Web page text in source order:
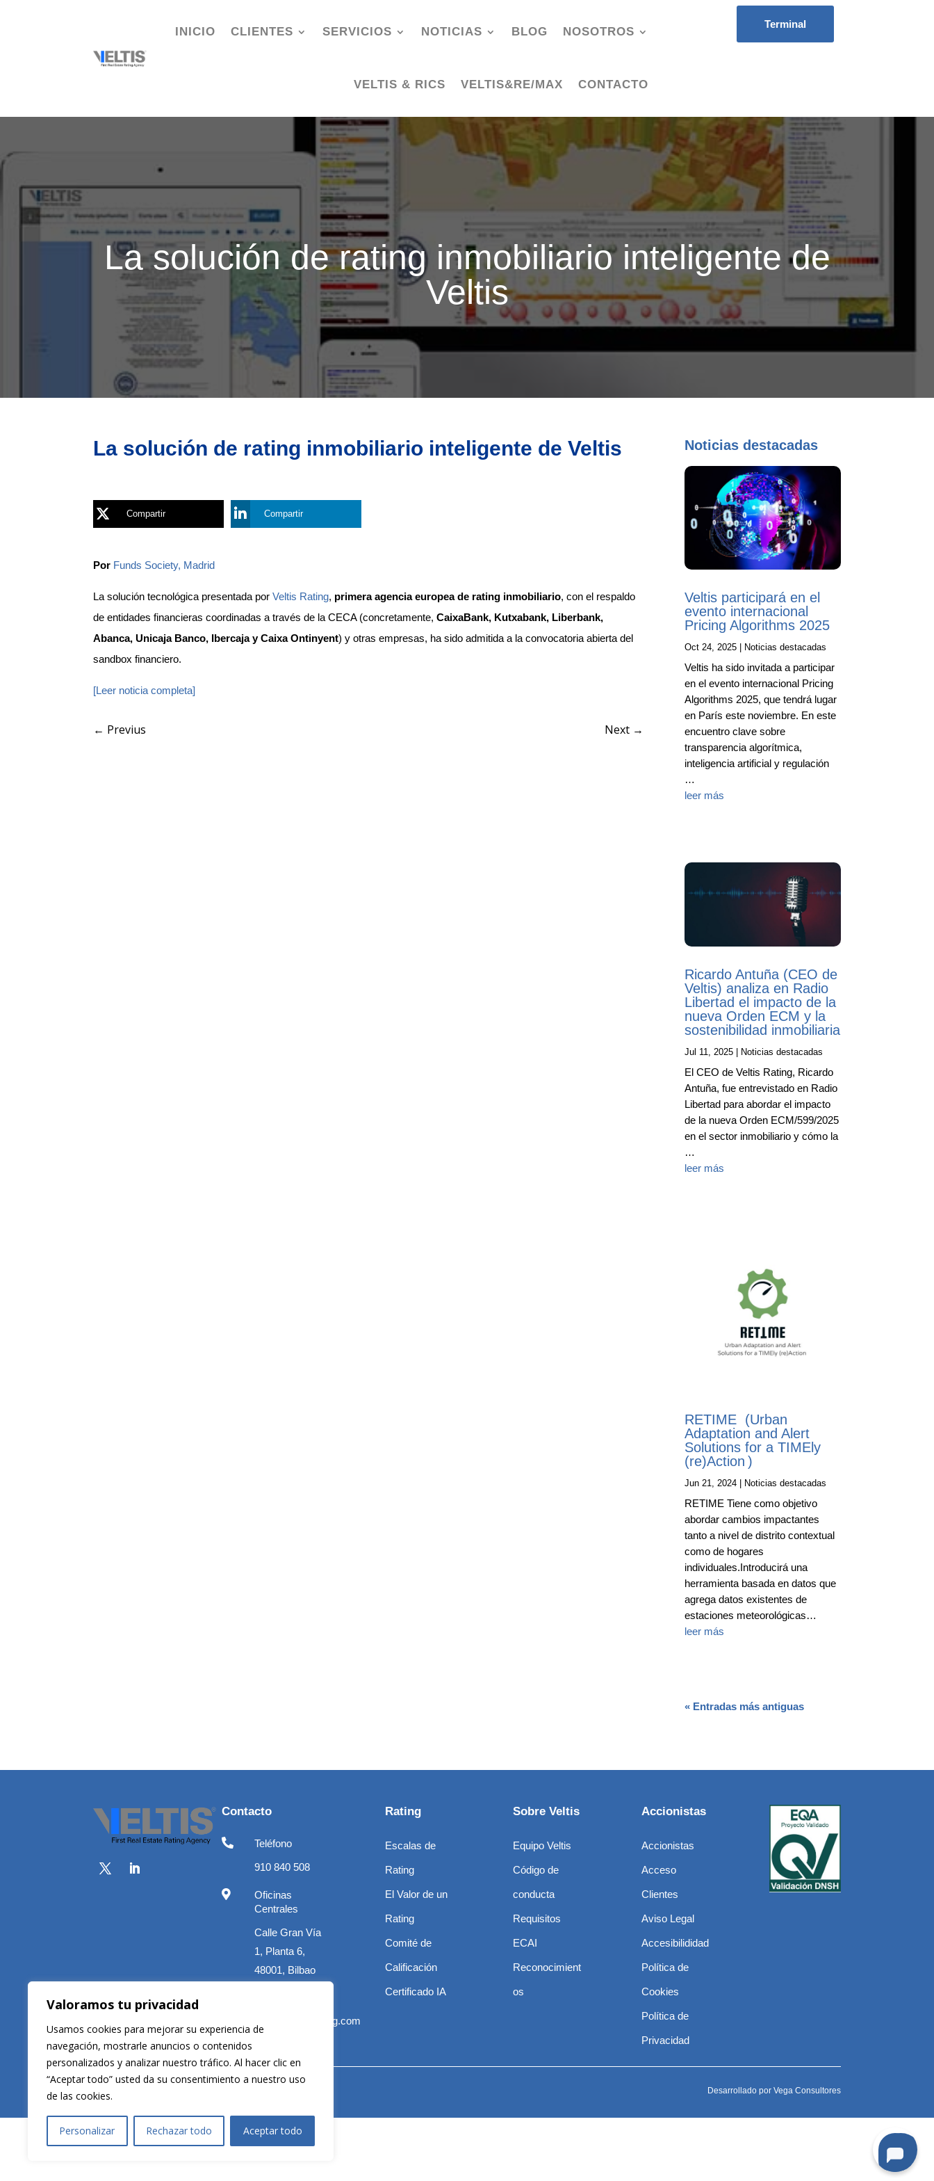
Valoramos tu privacidad
Usamos cookies para mejorar su experiencia de
navegación, mostrarle anuncios o contenidos
personalizados y analizar nuestro tráfico. Al hacer clic en
“Aceptar todo” usted da su consentimiento a nuestro uso
de las cookies.
Personalizar Rechazar todo Aceptar todo
INICIO CLIENTES SERVICIOS NOTICIAS BLOG NOSOTROS
VELTIS & RICS VELTIS&RE/MAX CONTACTO
Terminal
La solución de rating inmobiliario inteligente de
Veltis
La solución de rating inmobiliario inteligente de Veltis
Compartir Compartir
Por Funds Society, Madrid
La solución tecnológica presentada porVeltis Rating, primera agencia europea de rating inmobiliario, con el respaldo
de entidades financieras coordinadas a través de la CECA (concretamente,CaixaBank, Kutxabank, Liberbank,
Abanca, Unicaja Banco, Ibercaja y Caixa Ontinyent) y otras empresas, ha sido admitida a la convocatoria abierta del
sandbox financiero.
[Leer noticia completa]
← Previus Next →
Noticias destacadas
Veltis participará en el
evento internacional
Pricing Algorithms 2025
Oct 24, 2025 Noticias destacadas
Veltis ha sido invitada a participar
en el evento internacional Pricing
Algorithms 2025, que tendrá lugar
en París este noviembre. En este
encuentro clave sobre
transparencia algorítmica,
inteligencia artificial y regulación
…
leer más
Ricardo Antuña (CEO de
Veltis) analiza en Radio
Libertad el impacto de la
nueva Orden ECM y la
sostenibilidad inmobiliaria
Jul 11, 2025 Noticias destacadas
El CEO de Veltis Rating, Ricardo
Antuña, fue entrevistado en Radio
Libertad para abordar el impacto
de la nueva Orden ECM/599/2025
en el sector inmobiliario y cómo la
…
leer más
RETIME (Urban
Adaptation and Alert
Solutions for a TIMEly
(re)Action )
Jun 21, 2024 | Noticias destacadas
RETIME Tiene como objetivo
abordar cambios impactantes
tanto a nivel de distrito contextual
como de hogares
individuales.Introducirá una
herramienta basada en datos que
agrega datos existentes de
estaciones meteorológicas…
leer más
« Entradas más antiguas
Contacto

Teléfono
910 840 508

Oficinas
Centrales
Calle Gran Vía
1, Planta 6,
48001, Bilbao
clientes@veltisrating.com
Rating
Escalas de
Rating
El Valor de un
Rating
Comité de
Calificación
Certificado IA
Sobre Veltis
Equipo Veltis
Código de
conducta
Requisitos
ECAI
Reconocimient
os
Accionistas
Accionistas
Acceso
Clientes
Aviso Legal
Accesibilididad
Política de
Cookies
Política de
Privacidad
Copyright © 2026 Veltis Rating. Todos los derechos reservados Desarrollado por Vega Consultores